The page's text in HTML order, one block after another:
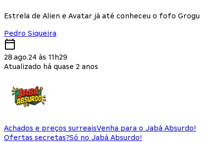
Estrela de Alien e Avatar já até conheceu o fofo Grogu
Pedro Siqueira
28.ago.24 às 11h29
Atualizado há quase 2 anos
Achados e preços surreaisVenha para o Jabá Absurdo!
Ofertas secretas?Só no Jabá Absurdo!